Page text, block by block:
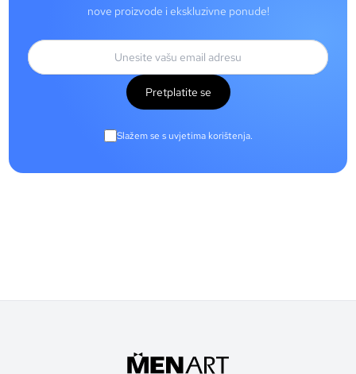
nove proizvode i ekskluzivne ponude!
Pretplatite se
Slažem se s uvjetima korištenja.